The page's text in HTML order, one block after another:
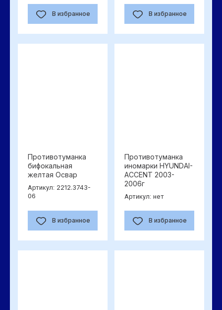
В избранное В избранное
Противотуманка
бифокальная
желтая Освар
Артикул: 2212.3743-
06
В избранное
Противотуманка
иномарки HYUNDAI-
ACCENT 2003-
2006г
Артикул: нет
В избранное